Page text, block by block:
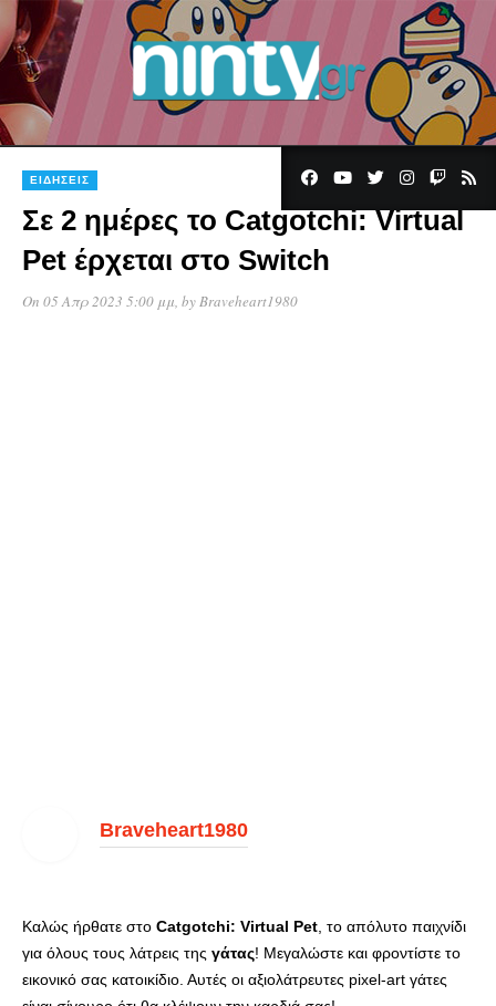
ΕΙΔΉΣΕΙΣ
Σε 2 ημέρες το Catgotchi: Virtual
Pet έρχεται στο Switch
On 05 Απρ 2023 5:00 μμ , by Braveheart1980
Braveheart1980
Καλώς ήρθατε στο Catgotchi: Virtual Pet , το απόλυτο παιχνίδι
για όλους τους λάτρεις της γάτας! Μεγαλώστε και φροντίστε το
εικονικό σας κατοικίδιο. Αυτές οι αξιολάτρευτες pixel-art γάτες